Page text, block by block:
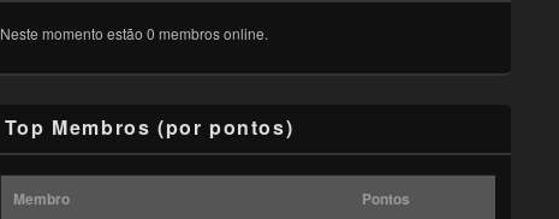
Neste momento estão 0 membros online.
Top Membros (por pontos)
Membro Pontos